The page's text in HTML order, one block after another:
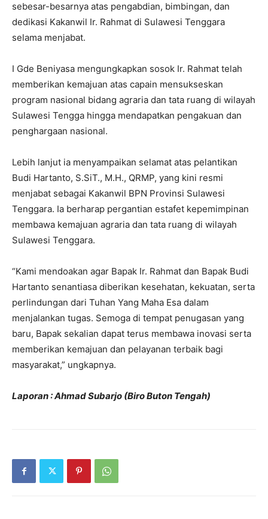
sebesar-besarnya atas pengabdian, bimbingan, dan
dedikasi Kakanwil Ir. Rahmat di Sulawesi Tenggara
selama menjabat.
I Gde Beniyasa mengungkapkan sosok Ir. Rahmat telah
memberikan kemajuan atas capain mensukseskan
program nasional bidang agraria dan tata ruang di wilayah
Sulawesi Tengga hingga mendapatkan pengakuan dan
penghargaan nasional.
Lebih lanjut ia menyampaikan selamat atas pelantikan
Budi Hartanto, S.SiT., M.H., QRMP, yang kini resmi
menjabat sebagai Kakanwil BPN Provinsi Sulawesi
Tenggara. Ia berharap pergantian estafet kepemimpinan
membawa kemajuan agraria dan tata ruang di wilayah
Sulawesi Tenggara.
“Kami mendoakan agar Bapak Ir. Rahmat dan Bapak Budi
Hartanto senantiasa diberikan kesehatan, kekuatan, serta
perlindungan dari Tuhan Yang Maha Esa dalam
menjalankan tugas. Semoga di tempat penugasan yang
baru, Bapak sekalian dapat terus membawa inovasi serta
memberikan kemajuan dan pelayanan terbaik bagi
masyarakat,” ungkapnya.
Laporan : Ahmad Subarjo (Biro Buton Tengah)